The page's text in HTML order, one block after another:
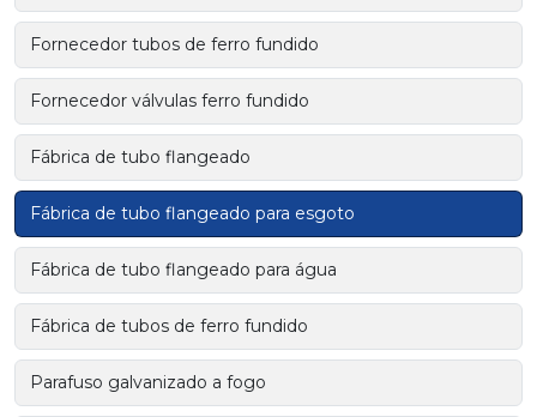
Fornecedor tubos de ferro fundido
Fornecedor válvulas ferro fundido
Fábrica de tubo flangeado
Fábrica de tubo flangeado para esgoto
Fábrica de tubo flangeado para água
Fábrica de tubos de ferro fundido
Parafuso galvanizado a fogo